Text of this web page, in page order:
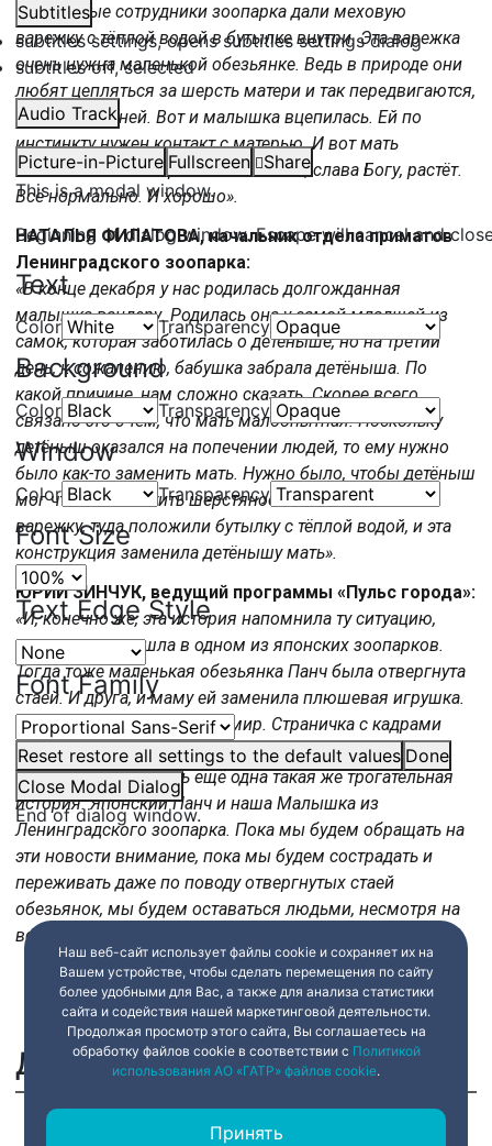
Subtitles
subtitles settings, opens subtitles settings dialog
subtitles off, selected
Audio Track
Picture-in-Picture Fullscreen
Share
This is a modal window.
Beginning of dialog window. Escape will cancel and
Text
Color Transparency
Background
Color Transparency
Window
Color Transparency
Font Size
Text Edge Style
Font Family
Reset restore all settings to the default values Done
Close Modal Dialog
End of dialog window.
заботливые сотрудники зоопарка дали меховую
варежку с тёплой водой в бутылке внутри. Эта варежка
очень нужна маленькой обезьянке. Ведь в природе они
любят цепляться за шерсть матери и так передвигаются,
повиснув на ней. Вот и малышка вцепилась. Ей по
инстинкту нужен контакт с матерью. И вот мать
заменила ей эта варежка. Малышка, слава Богу, растёт.
Всё нормально. И хорошо».
НАТАЛЬЯ ФИЛАТОВА, начальник отдела приматов
Ленинградского зоопарка:
«В конце декабря у нас родилась долгожданная
малышка вандеру. Родилась она у самой младшей из
самок, которая заботилась о детёныше, но на третий
день, к сожалению, бабушка забрала детёныша. По
какой причине, нам сложно сказать. Скорее всего,
связано это с тем, что мать малоопытная. Поскольку
детёныш оказался на попечении людей, то ему нужно
было как-то заменить мать. Нужно было, чтобы детёныш
мог что-то обхватить шерстяное такое. Мы взяли
варежку, туда положили бутылку с тёплой водой, и эта
конструкция заменила детёнышу мать».
ЮРИЙ ЗИНЧУК, ведущий программы «Пульс города»:
«И, конечно же, эта история напомнила ту ситуацию,
которая произошла в одном из японских зоопарков.
Тогда тоже маленькая обезьянка Панч была отвергнута
стаей. И друга, и маму ей заменила плюшевая игрушка.
Об этой судьбе узнал весь мир. Страничка с кадрами
Панча стала самой популярной в мировой паутине. И
вот теперь появилась ещё одна такая же трогательная
история. Японский Панч и наша Малышка из
Ленинградского зоопарка. Пока мы будем обращать на
эти новости внимание, пока мы будем сострадать и
переживать даже по поводу отвергнутых стаей
обезьянок, мы будем оставаться людьми, несмотря на
всю жестокость и несправедливость этого мира».
Другие сюжеты
Наш веб-сайт использует файлы cookie и сохраняет их на
Вашем устройстве, чтобы сделать перемещения по сайту
более удобными для Вас, а также для анализа статистики
сайта и содействия нашей маркетинговой деятельности.
Продолжая просмотр этого сайта, Вы соглашаетесь на
обработку файлов cookie в соответствии с Политикой
использования АО «ГАТР» файлов cookie.
Принять